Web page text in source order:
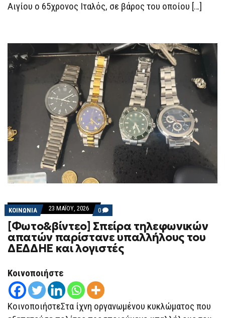
ΣΥΝΉΓΟΡΟΣ
Αιγίου ο 65χρονος Ιταλός, σε βάρος του οποίου […]
ΚΟΙΝΩΝΙΑ 23 ΜΑΪ́ΟΥ, 2026 0 COMMENTS
ON
[ΦΩΤΟ&ΒΊΝΤΕΟ]
ΣΠΕΊΡΑ
ΤΗΛΕΦΩΝΙΚΏΝ
ΑΠΑΤΏΝ
ΠΑΡΊΣΤΑΝΕ
ΚΑΙ
ΛΟΓΙΣΤΈΣ
[Φωτο&βίντεο] Σπείρα τηλεφωνικών
απατών παρίστανε υπαλλήλους του
ΔΕΔΔΗΕ και λογιστές
Κοινοποιήστε
ΚοινοποιήστεΣτα ίχνη οργανωμένου κυκλώματος που